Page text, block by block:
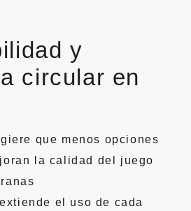
y
circular en
que menos opciones
la calidad del juego
el uso de cada